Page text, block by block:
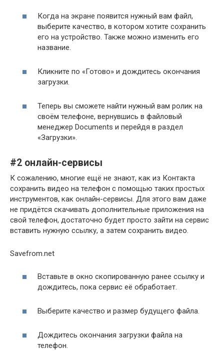
Когда на экране появится нужный вам файл,
выберите качество, в котором хотите сохранить
его на устройство. Также можно изменить его
название.
Кликните по «Готово» и дождитесь окончания
загрузки.
Теперь вы сможете найти нужный вам ролик на
своём телефоне, вернувшись в файловый
менеджер Documents и перейдя в раздел
«Загрузки».
#2 онлайн-сервисы
К сожалению, многие ещё не знают, как из Контакта
сохранить видео на телефон с помощью таких простых
инструментов, как онлайн-сервисы. Для этого вам даже
не придётся скачивать дополнительные приложения на
свой телефон, достаточно будет просто зайти на сервис
вставить нужную ссылку, а затем сохранить видео.
Savefrom.net
Вставьте в окно скопированную ранее ссылку и
дождитесь, пока сервис её обработает.
Выберите качество и размер будущего файла.
Дождитесь окончания загрузки файла на
телефон.